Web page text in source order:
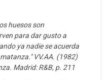
huesos son
para dar gusto a
ya nadie se acuerda
VV.AA. (1982)
Madrid: R&B, p. 211